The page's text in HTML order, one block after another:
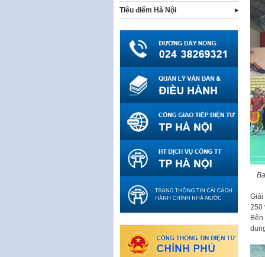
Giải
250
Tiêu điểm Hà Nội